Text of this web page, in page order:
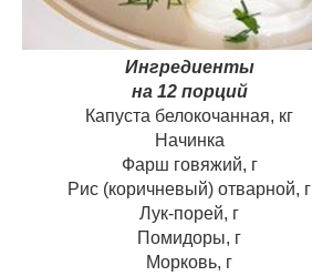
Ингредиенты
на 12 порций
Капуста белокочанная, кг
Начинка
Фарш говяжий, г
Рис (коричневый) отварной, г
Лук-порей, г
Помидоры, г
Морковь, г